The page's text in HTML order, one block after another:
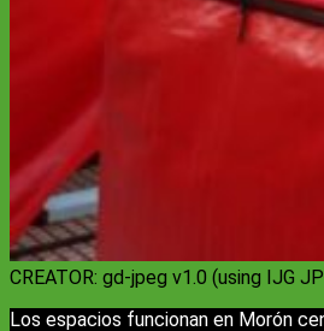
CREATOR: gd-jpeg v1.0 (using IJG
Los espacios funcionan en Morón